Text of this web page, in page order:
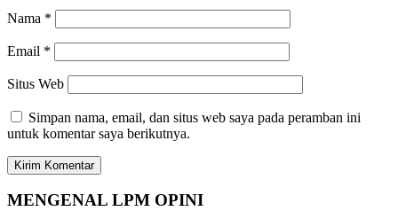
Nama *
Email *
Situs Web
Simpan nama, email, dan situs web saya pada peramban ini
untuk komentar saya berikutnya.
MENGENAL LPM OPINI